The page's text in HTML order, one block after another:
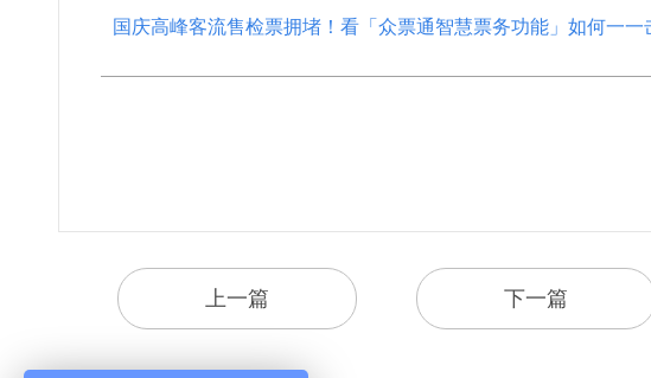
国庆高峰客流售检票拥堵！看「众票通智慧票务功能」如何一一
上一篇 下一篇